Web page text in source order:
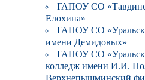
ГАПОУ СО
Елохина»
ГАПОУ СО
имени Демидовых»
ГАПОУ СО
колледж имени И.И.
Верхнепышминский